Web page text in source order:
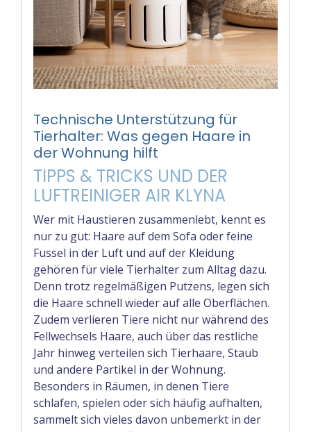
Technische Unterstützung für
Tierhalter: Was gegen Haare in
der Wohnung hilft
TIPPS & TRICKS UND DER
LUFTREINIGER AIR KLYNA
Wer mit Haustieren zusammenlebt, kennt es
nur zu gut: Haare auf dem Sofa oder feine
Fussel in der Luft und auf der Kleidung
gehören für viele Tierhalter zum Alltag dazu.
Denn trotz regelmäßigen Putzens, legen sich
die Haare schnell wieder auf alle Oberflächen.
Zudem verlieren Tiere nicht nur während des
Fellwechsels Haare, auch über das restliche
Jahr hinweg verteilen sich Tierhaare, Staub
und andere Partikel in der Wohnung.
Besonders in Räumen, in denen Tiere
schlafen, spielen oder sich häufig aufhalten,
sammelt sich vieles davon unbemerkt in der